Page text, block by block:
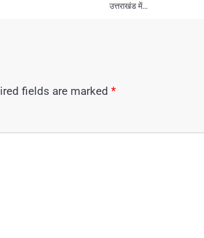
उत्तराखंड में…
fields are marked *